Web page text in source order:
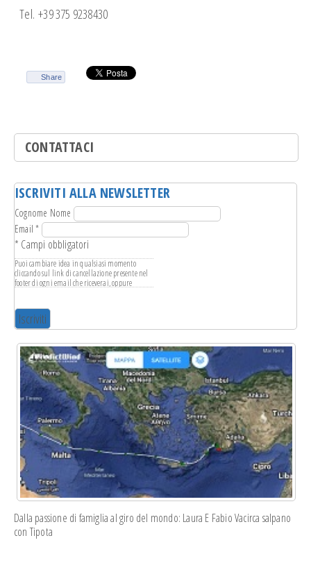
Tel. +39 375 9238430
Share
CONTATTACI
ISCRIVITI ALLA NEWSLETTER
Cognome Nome
Email*
* Campi obbligatori
Puoi cambiare idea in qualsiasi momento
cliccando sul link di cancellazione presente nel
footer di ogni email che riceverai, oppure
sulle nostre pratiche di privacy ti invitiamo a
visitare il nostro sito web. Cliccando su
"iscriviti", accetti l'elaborazione dei tuoi dati in
conformità con questi termini.
Usiamo Mailchimp come piattaforma di
marketing. Cliccando su "iscriviti", accetti che i
tuoi dati vengano trasferite a Mailchimp per
l'elaborazione. Scopri di più sulle pratiche di
privacy di Mailchimpqui.
Dalla passione di famiglia al giro del mondo: Laura E Fabio Vacirca salpano
con Tipota